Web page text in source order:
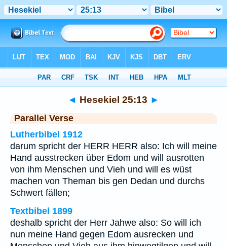
◄ Hesekiel 25:13 ►
Parallel Verse
Lutherbibel 1912
darum spricht der HERR HERR also: Ich will meine
Hand ausstrecken über Edom und will ausrotten
von ihm Menschen und Vieh und will es wüst
machen von Theman bis gen Dedan und durchs
Schwert fällen;
Textbibel 1899
deshalb spricht der Herr Jahwe also: So will ich
nun meine Hand gegen Edom ausrecken und